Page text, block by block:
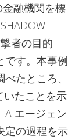
融機関を標
者の目的
です。本事例
たところ、
いたことを示
AIエージェン
定の過程を示